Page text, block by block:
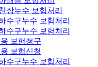
장누수 보험처리
수구누수 보험처리
수구누수 보험처리
보험청구
보험신청
수구누수 보험처리